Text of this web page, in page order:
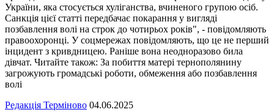
України, яка стосується хуліганства, вчиненого групою осіб.
Санкція цієї статті передбачає покарання у вигляді
позбавлення волі на строк до чотирьох років", - повідомляють
правоохоронці. У соцмережах повідомляють, що це не перший
інцидент з кривдницею. Раніше вона неодноразово била
дівчат. Читайте також: За побиття матері тернополянину
загрожують громадські роботи, обмеження або позбавлення
волі
Редакція Терміново 04.06.2025